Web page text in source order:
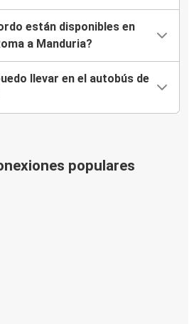
están disponibles en
a Manduria?
llevar en el autobús de
populares